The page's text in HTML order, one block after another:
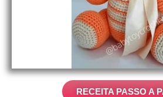
RECEITA PASSO A